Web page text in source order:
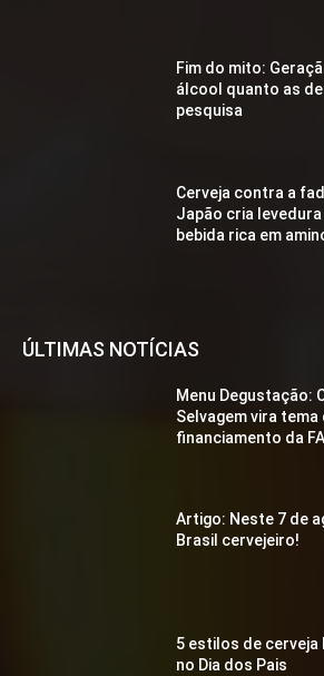
Fim do mito:
álcool quanto as
pesquisa
Cerveja contra a
Japão cria
bebida rica em
ÚLTIMAS NOTÍCIAS
Menu Degustação:
Selvagem vira
financiamento da
Artigo: Neste 7 de
Brasil cervejeiro!
5 estilos de cerveja
no Dia dos Pais